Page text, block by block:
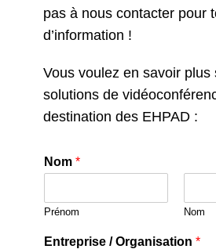
pas à nous contacter pour
d’information !
Vous voulez en savoir plus
solutions de
destination des EHPAD :
Nom *
Prénom Nom
Entreprise / Organisation *